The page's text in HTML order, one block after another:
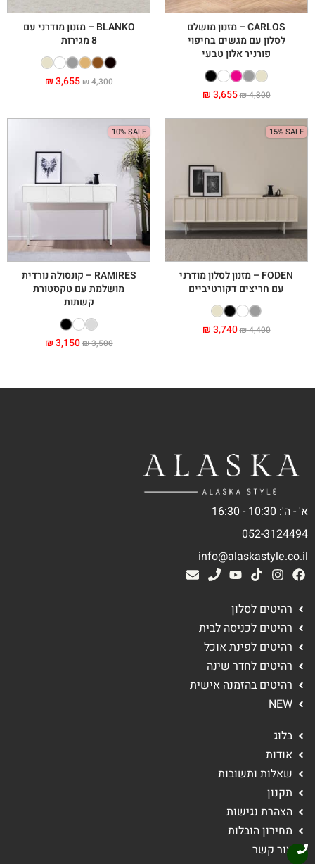
CARLOS – מזנון מושלם
לסלון עם מגשים בחיפוי
פורניר אלון טבעי
₪4,300
₪3,655
BLANKO – מזנון מודרני עם
8 מגירות
₪4,300
₪3,655
15% SALE
FODEN – מזנון לסלון מודרני
עם חריצים דקורטיביים
₪4,400
₪3,740
10% SALE
RAMIRES – קונסולה נורדית
מושלמת עם טקסטורת
קשתות
₪3,500
₪3,150
א' - ה': 10:30 - 16:30
052-3124494
info@alaskastyle.co.il
רהיטים לסלון
רהיטים לכניסה לבית
רהיטים לפינת אוכל
רהיטים לחדר שינה
רהיטים בהזמנה אישית
NEW
בלוג
אודות
שאלות ותשובות
תקנון
הצהרת נגישות
מחירון הובלות
צור קשר